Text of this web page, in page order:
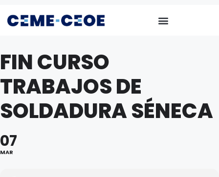
FIN CURSO
TRABAJOS DE
SOLDADURA SÉNECA
07
MAR